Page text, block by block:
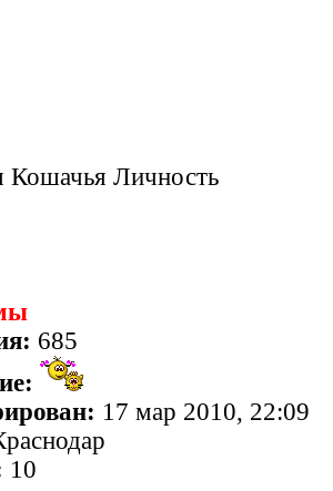
Кошачья Личность
685
17 мар 2010, 22:09
10